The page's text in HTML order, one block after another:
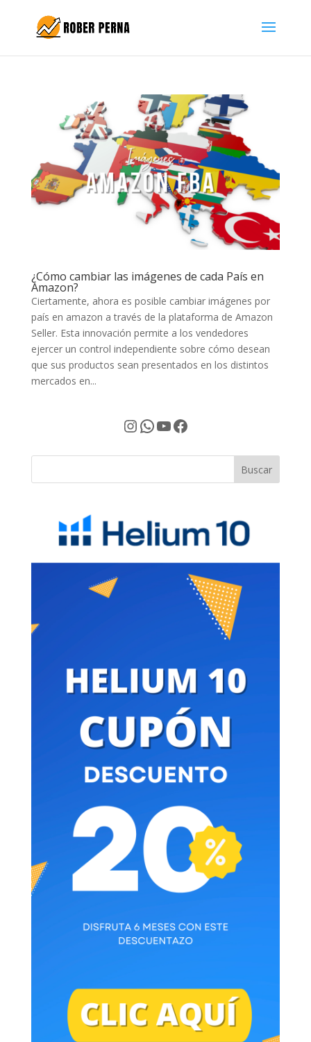
¿Cómo cambiar las imágenes de cada País en
Amazon?
Ciertamente, ahora es posible cambiar imágenes por
país en amazon a través de la plataforma de Amazon
Seller. Esta innovación permite a los vendedores
ejercer un control independiente sobre cómo desean
que sus productos sean presentados en los distintos
mercados en...
Instagram
WhatsApp
YouTube
Facebook
Buscar